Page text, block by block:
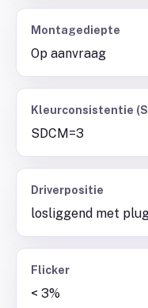
Montagediepte
Op aanvraag
Kleurconsistentie
SDCM=3
Driverpositie
losliggend met
Flicker
< 3%